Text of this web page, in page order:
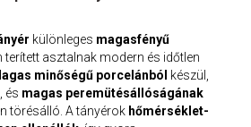
különleges magasfényű
terített asztalnak modern és időtlen
minőségű porcelánból készül,
és magas peremütésállóságának
törésálló. A tányérok hőmérséklet-